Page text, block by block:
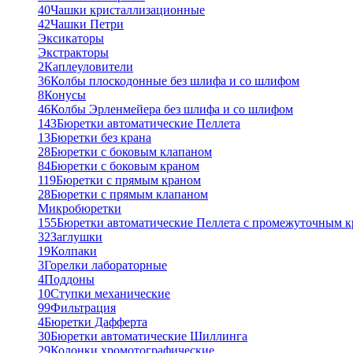
40Чашки кристаллизационные
42Чашки Петри
Эксикаторы
Экстракторы
2Каплеуловители
36Колбы плоскодонные без шлифа и со шлифом
8Конусы
46Колбы Эрленмейера без шлифа и со шлифом
143Бюретки автоматические Пеллета
13Бюретки без крана
28Бюретки с боковым клапаном
84Бюретки с боковым краном
119Бюретки с прямым краном
28Бюретки с прямым клапаном
Микробюретки
155Бюретки автоматические Пеллета с промежуточным
32Заглушки
19Колпаки
3Горелки лабораторные
4Поддоны
10Ступки механические
99Фильтрация
4Бюретки Дафферта
30Бюретки автоматические Шиллинга
29Колонки хромотографические